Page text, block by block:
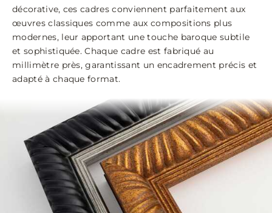
décorative, ces cadres conviennent parfaitement aux
œuvres classiques comme aux compositions plus
modernes, leur apportant une touche baroque subtile
et sophistiquée. Chaque cadre est fabriqué au
millimètre près, garantissant un encadrement précis et
adapté à chaque format.